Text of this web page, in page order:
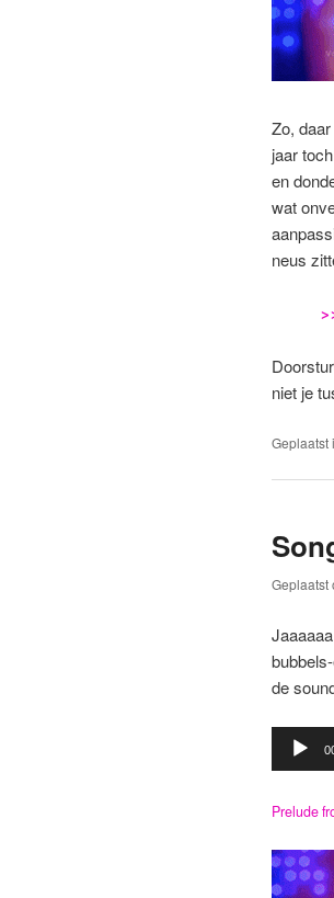
Zo,
jaar
en
wat
neus
niet je
Geplaatst
Geplaatst
de
Prelude